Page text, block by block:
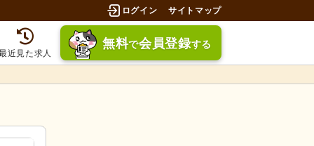
ログイン サイトマップ
近見た求人
無料で会員登録する